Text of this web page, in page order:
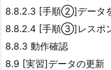
8.8.2.3 [手順②]データ
8.8.2.4 [手順③]レスポ
8.8.3 動作確認
8.9 [実習]データの更新